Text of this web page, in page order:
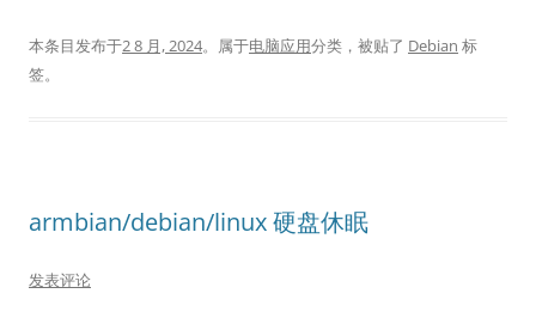
本条目发布于2 8 月, 2024。属于电脑应用分类，被贴了 Debian 标
签。
armbian/debian/linux 硬盘休眠
发表评论